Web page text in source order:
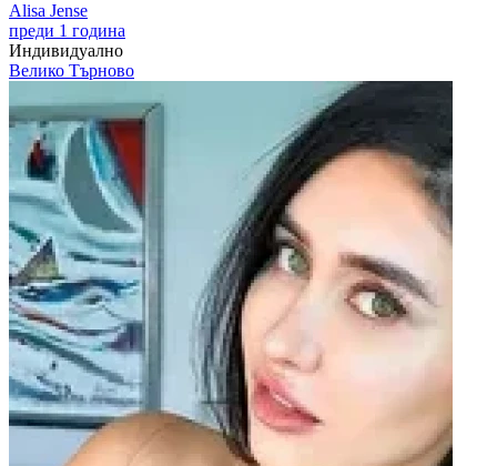
Alisa Jense
преди 1 година
Индивидуално
Велико Търново